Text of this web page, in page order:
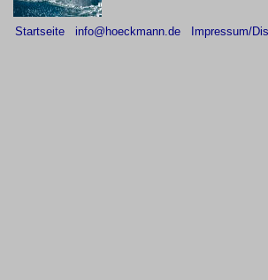
Startseite info@hoeckmann.de Impressum/